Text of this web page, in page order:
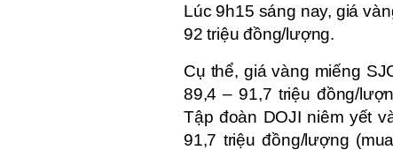
Lúc 9h15 sáng nay, giá
92 triệu đồng/lượng.
Cụ thể, giá vàng miếng
89,4 – 91,7 triệu đồng/
Tập đoàn DOJI niêm yết
91,7 triệu đồng/lượng